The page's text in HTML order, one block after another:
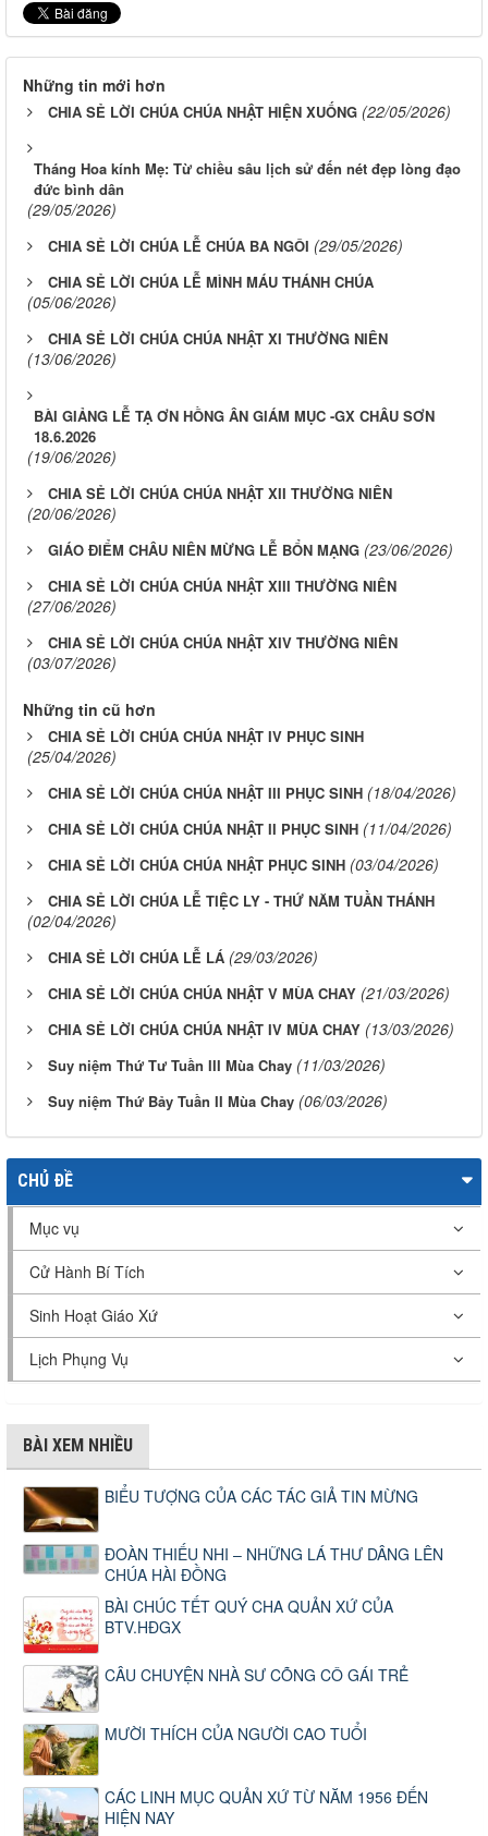
Những tin mới hơn
CHIA SẺ LỜI CHÚA CHÚA NHẬT HIỆN XUỐNG (22/05/2026)
Tháng Hoa kính Mẹ: Từ chiều sâu lịch sử đến nét đẹp lòng đạo
đức bình dân
(29/05/2026)
CHIA SẺ LỜI CHÚA LỄ CHÚA BA NGÔI (29/05/2026)
CHIA SẺ LỜI CHÚA LỄ MÌNH MÁU THÁNH CHÚA
(05/06/2026)
CHIA SẺ LỜI CHÚA CHÚA NHẬT XI THƯỜNG NIÊN
(13/06/2026)
BÀI GIẢNG LỄ TẠ ƠN HỒNG ÂN GIÁM MỤC -GX CHÂU SƠN
18.6.2026
(19/06/2026)
CHIA SẺ LỜI CHÚA CHÚA NHẬT XII THƯỜNG NIÊN
(20/06/2026)
GIÁO ĐIỂM CHÂU NIÊN MỪNG LỄ BỔN MẠNG (23/06/2026)
CHIA SẺ LỜI CHÚA CHÚA NHẬT XIII THƯỜNG NIÊN
(27/06/2026)
CHIA SẺ LỜI CHÚA CHÚA NHẬT XIV THƯỜNG NIÊN
(03/07/2026)
Những tin cũ hơn
CHIA SẺ LỜI CHÚA CHÚA NHẬT IV PHỤC SINH
(25/04/2026)
CHIA SẺ LỜI CHÚA CHÚA NHẬT III PHỤC SINH (18/04/2026)
CHIA SẺ LỜI CHÚA CHÚA NHẬT II PHỤC SINH (11/04/2026)
CHIA SẺ LỜI CHÚA CHÚA NHẬT PHỤC SINH (03/04/2026)
CHIA SẺ LỜI CHÚA LỄ TIỆC LY - THỨ NĂM TUẦN THÁNH
(02/04/2026)
CHIA SẺ LỜI CHÚA LỄ LÁ (29/03/2026)
CHIA SẺ LỜI CHÚA CHÚA NHẬT V MÙA CHAY (21/03/2026)
CHIA SẺ LỜI CHÚA CHÚA NHẬT IV MÙA CHAY (13/03/2026)
Suy niệm Thứ Tư Tuần III Mùa Chay (11/03/2026)
Suy niệm Thứ Bảy Tuần II Mùa Chay (06/03/2026)
CHỦ ĐỀ
Mục vụ
Cử Hành Bí Tích
Sinh Hoạt Giáo Xứ
Lịch Phụng Vụ
BÀI XEM NHIỀU
BIỂU TƯỢNG CỦA CÁC TÁC GIẢ TIN MỪNG
ĐOÀN THIẾU NHI – NHỮNG LÁ THƯ DÂNG LÊN
CHÚA HÀI ĐỒNG
BÀI CHÚC TẾT QUÝ CHA QUẢN XỨ CỦA
BTV.HĐGX
CÂU CHUYỆN NHÀ SƯ CÕNG CÔ GÁI TRẺ
MƯỜI THÍCH CỦA NGƯỜI CAO TUỔI
CÁC LINH MỤC QUẢN XỨ TỪ NĂM 1956 ĐẾN
HIỆN NAY